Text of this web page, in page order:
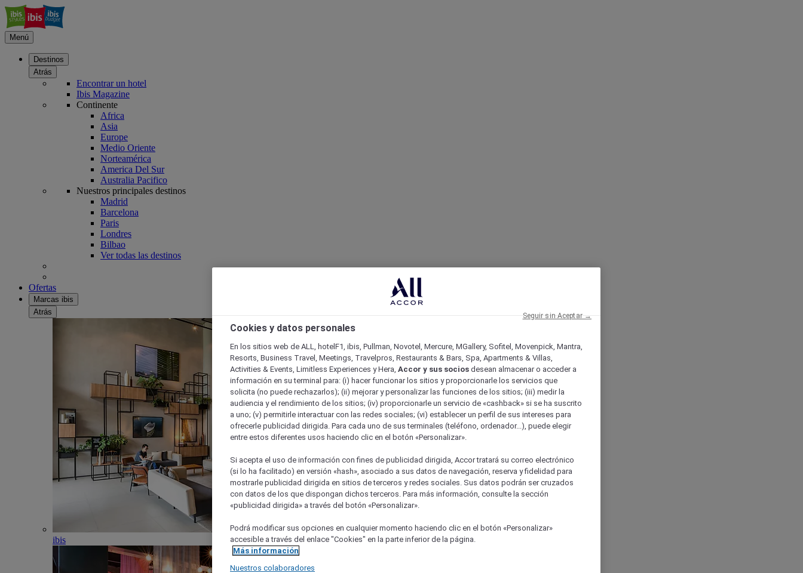
Menú
Destinos
Atrás
Encontrar un hotel
Ibis Magazine
Continente
Africa
Asia
Europe
Medio Oriente
Norteamérica
America Del Sur
Australia Pacifico
Nuestros principales destinos
Madrid
Barcelona
Paris
Londres
Bilbao
Ver todas las destinos
Ofertas
Marcas ibis
Atrás
ibis
Cookies y datos personales
En los sitios web de ALL, hotelF1, ibis, Pullman, Novotel, Mercure, MGallery, Sofitel, Movenpick, Mantra,
Resorts, Business Travel, Meetings, Travelpros, Restaurants & Bars, Spa, Apartments & Villas,
Activities & Events, Limitless Experiences y Hera, Accor y sus socios desean almacenar o acceder a
información en su terminal para: (i) hacer funcionar los sitios y proporcionarle los servicios que
solicita (no puede rechazarlos); (ii) mejorar y personalizar las funciones de los sitios; (iii) medir la
audiencia y el rendimiento de los sitios; (iv) proporcionarle un servicio de «cashback» si se ha suscrito
a uno; (v) permitirle interactuar con las redes sociales; (vi) establecer un perfil de sus intereses para
ofrecerle publicidad dirigida. Para cada uno de sus terminales (teléfono, ordenador...), puede elegir
entre estos diferentes usos haciendo clic en el botón «Personalizar».
Si acepta el uso de información con fines de publicidad dirigida, Accor tratará su correo electrónico
(si lo ha facilitado) en versión «hash», asociado a sus datos de navegación, reserva y fidelidad para
mostrarle publicidad dirigida en sitios de terceros y redes sociales. Sus datos podrán ser cruzados
con datos de los que dispongan dichos terceros. Para más información, consulte la sección
«publicidad dirigida» a través del botón «Personalizar».
Podrá modificar sus opciones en cualquier momento haciendo clic en el botón «Personalizar»
accesible a través del enlace "Cookies" en la parte inferior de la página.
Más información
Nuestros colaboradores
Seguir sin Aceptar →